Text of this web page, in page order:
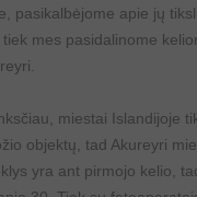
pasikalbėjome apie jų
tiek mes pasidalinome
miestai Islandijoje
objektų, tad Akureyri
yra ant pirmojo kelio,